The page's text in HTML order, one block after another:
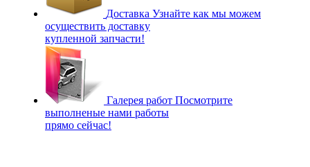
Доставка Узнайте как мы можем
осуществить доставку
купленной запчасти!
Галерея работ Посмотрите
выполненые нами работы
прямо сейчас!